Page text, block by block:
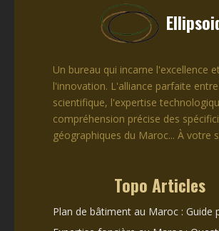
Un bureau qui incarne l'excellence et
l'innovation. L'alliance parfaite
scientifique, l'expertise
compréhension précise des
géographiques du Maroc... À votre
Topo Articles
Plan de bâtiment au Maroc : Guide